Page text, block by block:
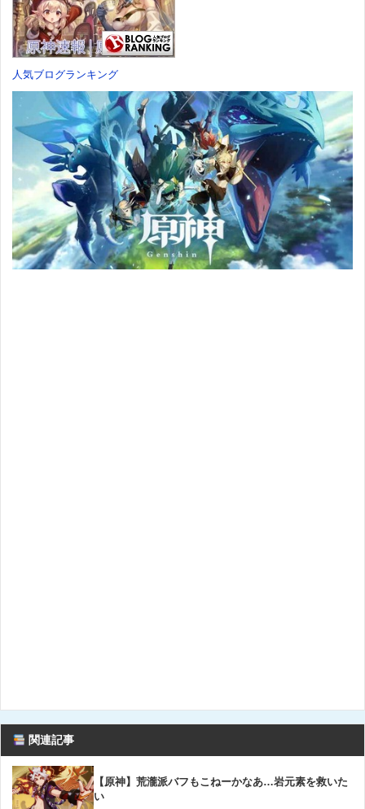
ト」 同梱 -
Switch
価格：¥7,182
人気ブログランキング
関連記事
【原神】荒瀧派バフもこねーかなあ…岩元素を救いた
い